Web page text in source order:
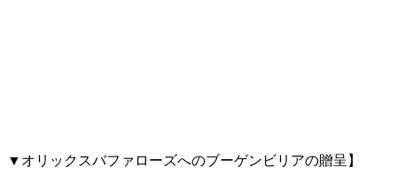
▼オリックスバファローズへのブーゲンビリアの贈呈】